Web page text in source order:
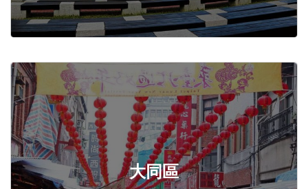
大同區